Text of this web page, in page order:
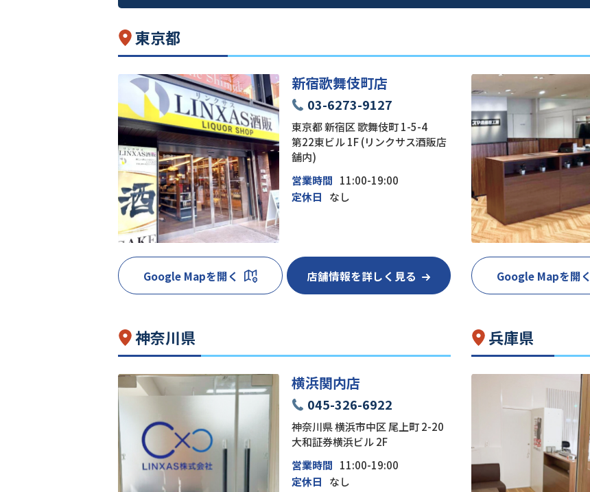
東京都
新宿歌舞伎町店
03-6273-9127
東京都 新宿区 歌舞伎町 1-5-4
第22東ビル 1F (リンクサス酒販店
舗内)
営業時間 11:00-19:00
定休日
なし
Google Mapを開く 店舗情報を詳しく見る Google Mapを開く
神奈川県
横浜関内店
045-326-6922
神奈川県 横浜市中区 尾上町 2-20
大和証券横浜ビル 2F
営業時間 11:00-19:00
定休日
なし
兵庫県